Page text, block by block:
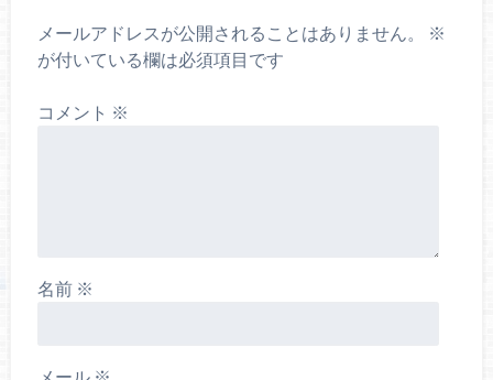
メールアドレスが公開されることはありません。
※
が付いている欄は必須項目です
コメント ※
名前 ※